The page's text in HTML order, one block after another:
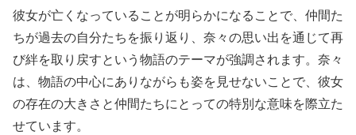
彼女が亡くなっていることが明らかになることで、仲間た
ちが過去の自分たちを振り返り、奈々の思い出を通じて再
び絆を取り戻すという物語のテーマが強調されます。奈々
は、物語の中心にありながらも姿を見せないことで、彼女
の存在の大きさと仲間たちにとっての特別な意味を際立た
せています。